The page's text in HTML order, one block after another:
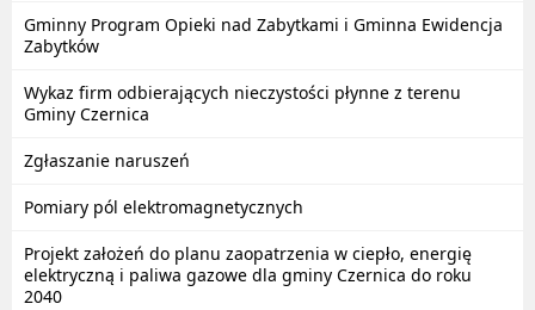
Gminny Program Opieki nad Zabytkami i Gminna Ewidencja
Zabytków
Wykaz firm odbierających nieczystości płynne z terenu
Gminy Czernica
Zgłaszanie naruszeń
Pomiary pól elektromagnetycznych
Projekt założeń do planu zaopatrzenia w ciepło, energię
elektryczną i paliwa gazowe dla gminy Czernica do roku
2040